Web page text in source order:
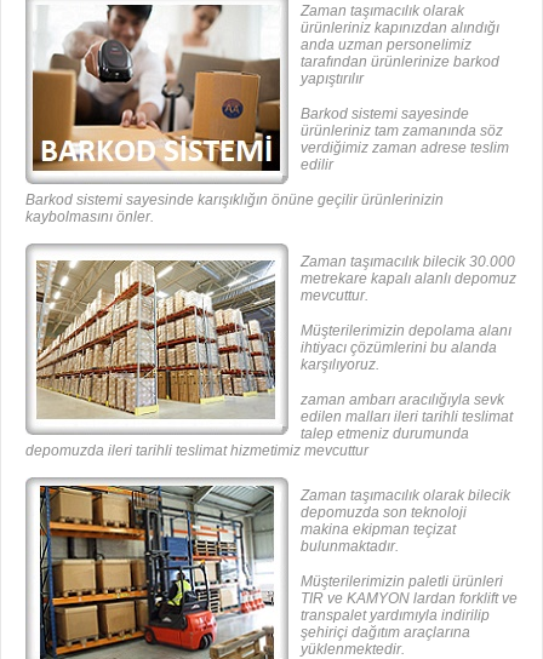
Zaman taşımacılık olarak
ürünleriniz kapınızdan alındığı
anda uzman personelimiz
tarafından ürünlerinize barkod
yapıştırılır
Barkod sistemi sayesinde
ürünleriniz tam zamanında söz
verdiğimiz zaman adrese teslim
edilir
Barkod sistemi sayesinde karışıklığın önüne geçilir ürünlerinizin
kaybolmasını önler.
Zaman taşımacılık bilecik 30.000
metrekare kapalı alanlı depomuz
mevcuttur.
Müşterilerimizin depolama alanı
ihtiyacı çözümlerini bu alanda
karşılıyoruz.
zaman ambarı aracılığıyla sevk
edilen malları ileri tarihli teslimat
talep etmeniz durumunda
depomuzda ileri tarihli teslimat hizmetimiz mevcuttur
Zaman taşımacılık olarak bilecik
depomuzda son teknoloji
makina ekipman teçizat
bulunmaktadır.
Müşterilerimizin paletli ürünleri
TIR ve KAMYON lardan forklift ve
transpalet yardımıyla indirilip
şehiriçi dağıtım araçlarına
yüklenmektedir.